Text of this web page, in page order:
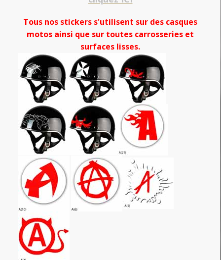
Tous nos stickers s'utilisent sur des casques
motos ainsi que sur toutes carrosseries et
surfaces lisses.